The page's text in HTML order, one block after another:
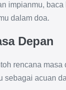
impianmu,
dalam doa.
Depan
rencana
sebagai acuan